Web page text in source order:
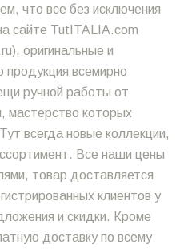
что все без исключения
сайте TutITALIA.com
оригинальные и
продукция всемирно
ручной работы от
мастерство которых
всегда новые коллекции,
Все наши цены
товар доставляется
клиентов у
и скидки. Кроме
доставку по всему